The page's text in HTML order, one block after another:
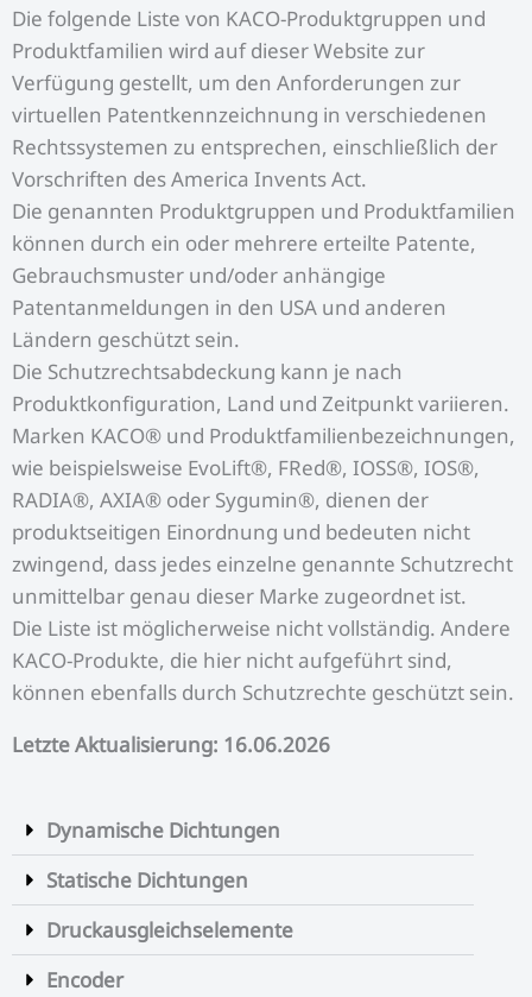
Die folgende Liste von KACO-Produktgruppen und
Produktfamilien wird auf dieser Website zur
Verfügung gestellt, um den Anforderungen zur
virtuellen Patentkennzeichnung in verschiedenen
Rechtssystemen zu entsprechen, einschließlich der
Vorschriften des America Invents Act.
Die genannten Produktgruppen und Produktfamilien
können durch ein oder mehrere erteilte Patente,
Gebrauchsmuster und/oder anhängige
Patentanmeldungen in den USA und anderen
Ländern geschützt sein.
Die Schutzrechtsabdeckung kann je nach
Produktkonfiguration, Land und Zeitpunkt variieren.
Marken KACO® und Produktfamilienbezeichnungen,
wie beispielsweise EvoLift®, FRed®, IOSS®, IOS®,
RADIA®, AXIA® oder Sygumin®, dienen der
produktseitigen Einordnung und bedeuten nicht
zwingend, dass jedes einzelne genannte Schutzrecht
unmittelbar genau dieser Marke zugeordnet ist.
Die Liste ist möglicherweise nicht vollständig. Andere
KACO-Produkte, die hier nicht aufgeführt sind,
können ebenfalls durch Schutzrechte geschützt sein.
Letzte Aktualisierung: 16.06.2026
Dynamische Dichtungen
Statische Dichtungen
Druckausgleichselemente
Encoder